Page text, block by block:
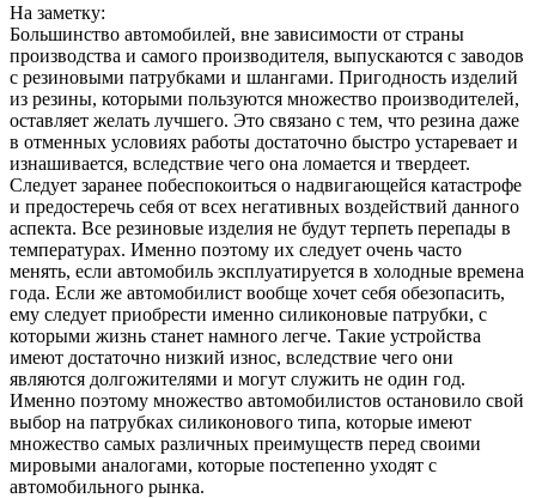
На заметку:
Большинство автомобилей, вне зависимости от страны
производства и самого производителя, выпускаются с заводов
с резиновыми патрубками и шлангами. Пригодность изделий
из резины, которыми пользуются множество производителей,
оставляет желать лучшего. Это связано с тем, что резина даже
в отменных условиях работы достаточно быстро устаревает и
изнашивается, вследствие чего она ломается и твердеет.
Следует заранее побеспокоиться о надвигающейся катастрофе
и предостеречь себя от всех негативных воздействий данного
аспекта. Все резиновые изделия не будут терпеть перепады в
температурах. Именно поэтому их следует очень часто
менять, если автомобиль эксплуатируется в холодные времена
года. Если же автомобилист вообще хочет себя обезопасить,
ему следует приобрести именно силиконовые патрубки, с
которыми жизнь станет намного легче. Такие устройства
имеют достаточно низкий износ, вследствие чего они
являются долгожителями и могут служить не один год.
Именно поэтому множество автомобилистов остановило свой
выбор на патрубках силиконового типа, которые имеют
множество самых различных преимуществ перед своими
мировыми аналогами, которые постепенно уходят с
автомобильного рынка.